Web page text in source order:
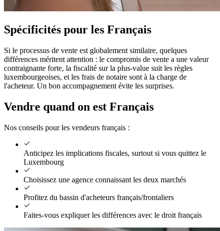
Spécificités pour les Français
Si le processus de vente est globalement similaire, quelques
différences méritent attention : le compromis de vente a une valeur
contraignante forte, la fiscalité sur la plus-value suit les règles
luxembourgeoises, et les frais de notaire sont à la charge de
l'acheteur. Un bon accompagnement évite les surprises.
Vendre quand on est Français
Nos conseils pour les vendeurs français :
Anticipez les implications fiscales, surtout si vous quittez le
Luxembourg
Choisissez une agence connaissant les deux marchés
Profitez du bassin d'acheteurs français/frontaliers
Faites-vous expliquer les différences avec le droit français